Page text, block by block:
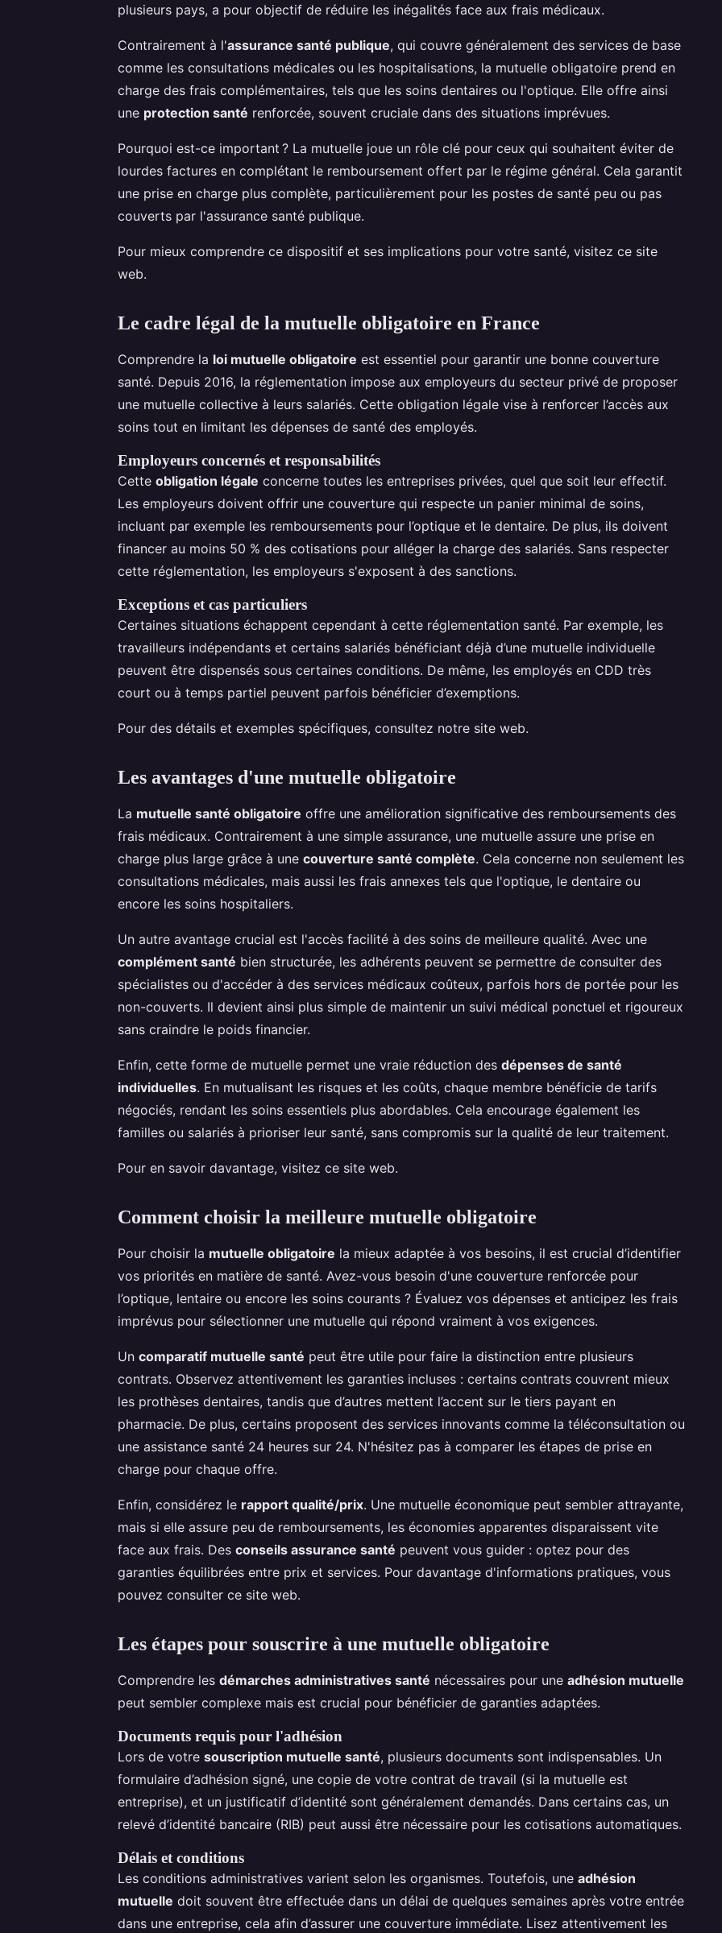
plusieurs pays, a pour objectif de réduire les inégalités face aux frais médicaux.
Contrairement à l'assurance santé publique, qui couvre généralement des services de base
comme les consultations médicales ou les hospitalisations, la mutuelle obligatoire prend en
charge des frais complémentaires, tels que les soins dentaires ou l'optique. Elle offre ainsi
une protection santé renforcée, souvent cruciale dans des situations imprévues.
Pourquoi est-ce important ? La mutuelle joue un rôle clé pour ceux qui souhaitent éviter de
lourdes factures en complétant le remboursement offert par le régime général. Cela garantit
une prise en charge plus complète, particulièrement pour les postes de santé peu ou pas
couverts par l'assurance santé publique.
Pour mieux comprendre ce dispositif et ses implications pour votre santé, visitez ce site
web.
Le cadre légal de la mutuelle obligatoire en France
Comprendre la loi mutuelle obligatoire est essentiel pour garantir une bonne couverture
santé. Depuis 2016, la réglementation impose aux employeurs du secteur privé de proposer
une mutuelle collective à leurs salariés. Cette obligation légale vise à renforcer l’accès aux
soins tout en limitant les dépenses de santé des employés.
Employeurs concernés et responsabilités
Cette obligation légale concerne toutes les entreprises privées, quel que soit leur effectif.
Les employeurs doivent offrir une couverture qui respecte un panier minimal de soins,
incluant par exemple les remboursements pour l’optique et le dentaire. De plus, ils doivent
financer au moins 50 % des cotisations pour alléger la charge des salariés. Sans respecter
cette réglementation, les employeurs s'exposent à des sanctions.
Exceptions et cas particuliers
Certaines situations échappent cependant à cette réglementation santé. Par exemple, les
travailleurs indépendants et certains salariés bénéficiant déjà d’une mutuelle individuelle
peuvent être dispensés sous certaines conditions. De même, les employés en CDD très
court ou à temps partiel peuvent parfois bénéficier d’exemptions.
Pour des détails et exemples spécifiques, consultez notre site web.
Les avantages d'une mutuelle obligatoire
La mutuelle santé obligatoire offre une amélioration significative des remboursements des
frais médicaux. Contrairement à une simple assurance, une mutuelle assure une prise en
charge plus large grâce à une couverture santé complète. Cela concerne non seulement les
consultations médicales, mais aussi les frais annexes tels que l'optique, le dentaire ou
encore les soins hospitaliers.
Un autre avantage crucial est l'accès facilité à des soins de meilleure qualité. Avec une
complément santé bien structurée, les adhérents peuvent se permettre de consulter des
spécialistes ou d'accéder à des services médicaux coûteux, parfois hors de portée pour les
non-couverts. Il devient ainsi plus simple de maintenir un suivi médical ponctuel et rigoureux
sans craindre le poids financier.
Enfin, cette forme de mutuelle permet une vraie réduction des dépenses de santé
individuelles. En mutualisant les risques et les coûts, chaque membre bénéficie de tarifs
négociés, rendant les soins essentiels plus abordables. Cela encourage également les
familles ou salariés à prioriser leur santé, sans compromis sur la qualité de leur traitement.
Pour en savoir davantage, visitez ce site web.
Comment choisir la meilleure mutuelle obligatoire
Pour choisir la mutuelle obligatoire la mieux adaptée à vos besoins, il est crucial d’identifier
vos priorités en matière de santé. Avez-vous besoin d'une couverture renforcée pour
l’optique, lentaire ou encore les soins courants ? Évaluez vos dépenses et anticipez les frais
imprévus pour sélectionner une mutuelle qui répond vraiment à vos exigences.
Un comparatif mutuelle santé peut être utile pour faire la distinction entre plusieurs
contrats. Observez attentivement les garanties incluses : certains contrats couvrent mieux
les prothèses dentaires, tandis que d’autres mettent l’accent sur le tiers payant en
pharmacie. De plus, certains proposent des services innovants comme la téléconsultation ou
une assistance santé 24 heures sur 24. N'hésitez pas à comparer les étapes de prise en
charge pour chaque offre.
Enfin, considérez le rapport qualité/prix. Une mutuelle économique peut sembler attrayante,
mais si elle assure peu de remboursements, les économies apparentes disparaissent vite
face aux frais. Des conseils assurance santé peuvent vous guider : optez pour des
garanties équilibrées entre prix et services. Pour davantage d'informations pratiques, vous
pouvez consulter ce site web.
Les étapes pour souscrire à une mutuelle obligatoire
Comprendre les démarches administratives santé nécessaires pour une adhésion mutuelle
peut sembler complexe mais est crucial pour bénéficier de garanties adaptées.
Documents requis pour l'adhésion
Lors de votre souscription mutuelle santé, plusieurs documents sont indispensables. Un
formulaire d’adhésion signé, une copie de votre contrat de travail (si la mutuelle est
entreprise), et un justificatif d’identité sont généralement demandés. Dans certains cas, un
relevé d’identité bancaire (RIB) peut aussi être nécessaire pour les cotisations automatiques.
Délais et conditions
Les conditions administratives varient selon les organismes. Toutefois, une adhésion
mutuelle doit souvent être effectuée dans un délai de quelques semaines après votre entrée
dans une entreprise, cela afin d’assurer une couverture immédiate. Lisez attentivement les